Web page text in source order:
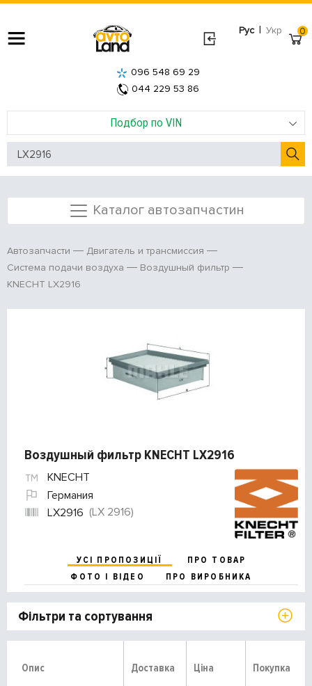
Рус | Укр
Подбор по VIN
096 548 69 29
044 229 53 86
0
Каталог автозапчастин
Автозапчасти
Двигатель и трансмиссия
Система подачи воздуха
Воздушный фильтр
KNECHT LX2916
Воздушный фильтр KNECHT LX2916
KNECHT
Германия
LX2916 (LX 2916)
УСІ ПРОПОЗИЦІЇ
ПРО ТОВАР
ФОТО І ВІДЕО
ПРО ВИРОБНИКА
Фільтри та сортування
Опис Доставка Ціна Покупка